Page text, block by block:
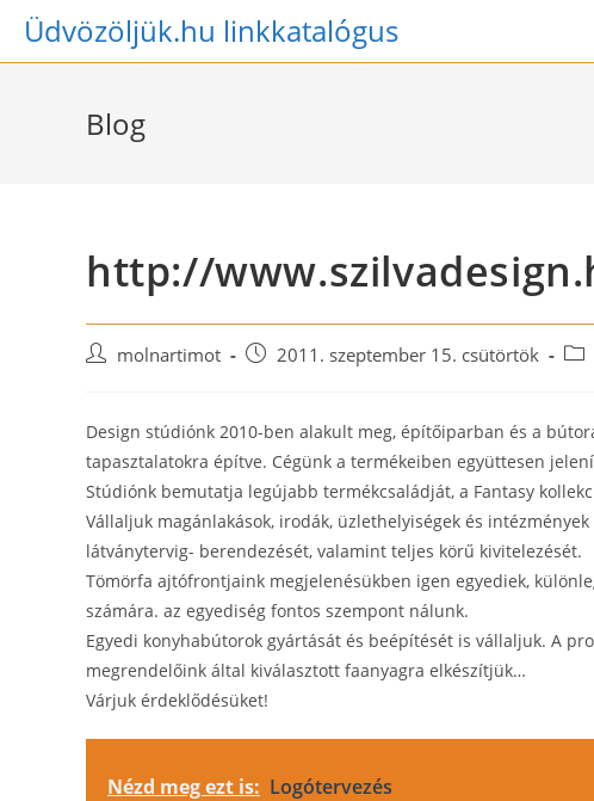
SkipÜdvözöljük.hu linkkatalógus
Blog
http://
Post molnartimot
Post 2011. szeptember 15. csütörtök
Design stúdiónk 2010-ben alakult meg, építőiparban és a
tapasztalatokra építve. Cégünk a termékeiben együttesen
Stúdiónk bemutatja legújabb termékcsaládját, a Fantasy
Vállaljuk magánlakások, irodák, üzlethelyiségek és
látványtervig- berendezését, valamint teljes körű kivitelezését.
Tömörfa ajtófrontjaink megjelenésükben igen egyediek,
számára. az egyediség fontos szempont nálunk.
Egyedi konyhabútorok gyártását és beépítését is vállaljuk. A
megrendelőink által kiválasztott faanyagra elkészítjük…
Várjuk érdeklődésüket!
Nézd meg ezt is: Logótervezés